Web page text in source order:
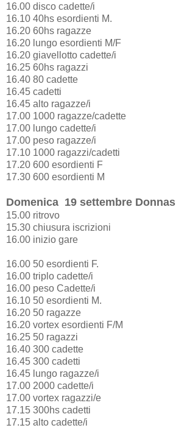
16.00 disco cadette/i
16.10 40hs esordienti M.
16.20 60hs ragazze
16.20 lungo esordienti M/F
16.20 giavellotto cadette/i
16.25 60hs ragazzi
16.40 80 cadette
16.45 cadetti
16.45 alto ragazze/i
17.00 1000 ragazze/cadette
17.00 lungo cadette/i
17.00 peso ragazze/i
17.10 1000 ragazzi/cadetti
17.20 600 esordienti F
17.30 600 esordienti M
Domenica 19 settembre Donnas
15.00 ritrovo
15.30 chiusura iscrizioni
16.00 inizio gare
16.00 50 esordienti F.
16.00 triplo cadette/i
16.00 peso Cadette/i
16.10 50 esordienti M.
16.20 50 ragazze
16.20 vortex esordienti F/M
16.25 50 ragazzi
16.40 300 cadette
16.45 300 cadetti
16.45 lungo ragazze/i
17.00 2000 cadette/i
17.00 vortex ragazzi/e
17.15 300hs cadetti
17.15 alto cadette/i